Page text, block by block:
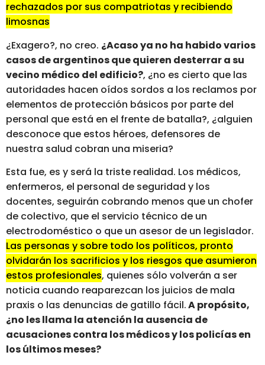
rechazados por sus compatriotas y recibiendo
limosnas
¿Exagero?, no creo. ¿Acaso ya no ha habido varios
casos de argentinos que quieren desterrar a su
vecino médico del edificio?, ¿no es cierto que las
autoridades hacen oídos sordos a los reclamos por
elementos de protección básicos por parte del
personal que está en el frente de batalla?, ¿alguien
desconoce que estos héroes, defensores de
nuestra salud cobran una miseria?
Esta fue, es y será la triste realidad. Los médicos,
enfermeros, el personal de seguridad y los
docentes, seguirán cobrando menos que un chofer
de colectivo, que el servicio técnico de un
electrodoméstico o que un asesor de un legislador.
Las personas y sobre todo los políticos, pronto
olvidarán los sacrificios y los riesgos que asumieron
estos profesionales, quienes sólo volverán a ser
noticia cuando reaparezcan los juicios de mala
praxis o las denuncias de gatillo fácil.A propósito,
¿no les llama la atención la ausencia de
acusaciones contra los médicos y los policías en
los últimos meses?